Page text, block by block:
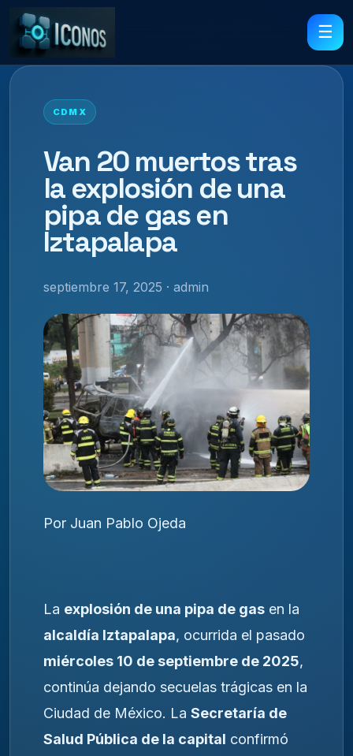
☰
CDMX
Van 20 muertos tras
la explosión de una
pipa de gas en
Iztapalapa
septiembre 17, 2025 · admin
Por Juan Pablo Ojeda
La explosión de una pipa de gas en la
alcaldía Iztapalapa, ocurrida el pasado
miércoles 10 de septiembre de 2025,
continúa dejando secuelas trágicas en la
Ciudad de México. La Secretaría de
Salud Pública de la capital confirmó